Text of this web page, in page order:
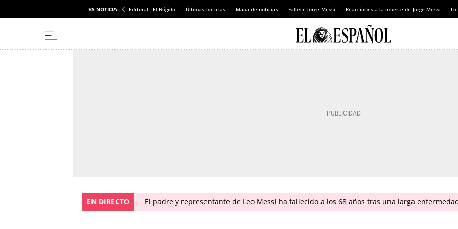
ES NOTICIA: Editoral - El Rúgido Últimas noticias Mapa de noticias Fallece Jorge Messi Reacciones a la muerte de Jorge Messi
EN DIRECTO El padre y representante de Leo Messi ha fallecido a los 68 años tras una larga